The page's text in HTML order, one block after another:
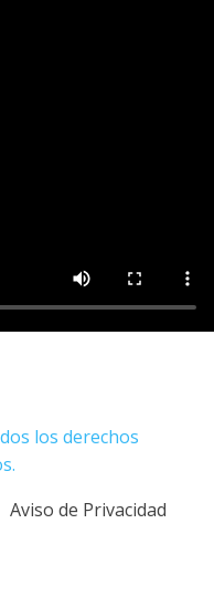
los derechos
Aviso de Privacidad